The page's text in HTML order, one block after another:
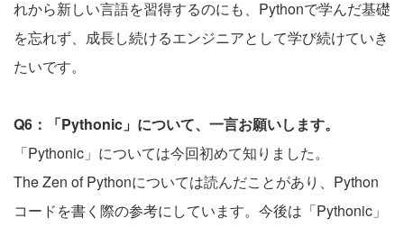
れから新しい言語を習得するのにも、Pythonで学んだ基礎
を忘れず、成長し続けるエンジニアとして学び続けていき
たいです。
Q6：「Pythonic」について、一言お願いします。
「Pythonic」については今回初めて知りました。
The Zen of Pythonについては読んだことがあり、Python
コードを書く際の参考にしています。今後は「Pythonic」